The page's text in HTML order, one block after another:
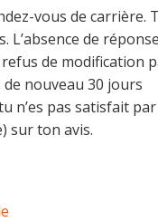
vous de carrière.
L’absence de
de modification
de nouveau 30 jours
n’es pas satisfait
sur ton avis.